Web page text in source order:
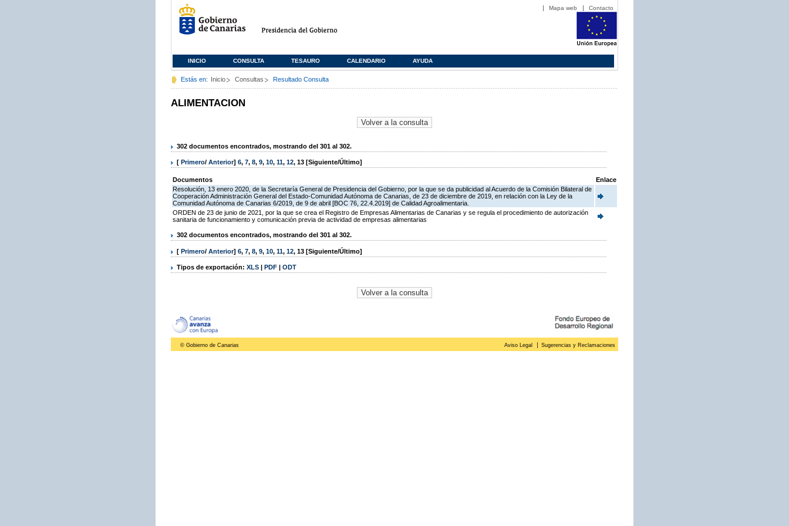
Mapa web Contacto
INICIO CONSULTA TESAURO CALENDARIO AYUDA
Estás en: Inicio Consultas Resultado Consulta
ALIMENTACION
302 documentos encontrados, mostrando del 301 al 302.
[ Primero/ Anterior] 6, 7, 8, 9, 10, 11, 12, 13 [Siguiente/Último]
Documentos
Enlace
Resolución, 13 enero 2020, de la Secretaría General de Presidencia del Gobierno, por la que se da publicidad al Acuerdo de la Comisión Bilateral de
Cooperación Administración General del Estado-Comunidad Autónoma de Canarias, de 23 de diciembre de 2019, en relación con la Ley de la
Comunidad Autónoma de Canarias 6/2019, de 9 de abril [BOC 76, 22.4.2019] de Calidad Agroalimentaria.
ORDEN de 23 de junio de 2021, por la que se crea el Registro de Empresas Alimentarias de Canarias y se regula el procedimiento de autorización
sanitaria de funcionamiento y comunicación previa de actividad de empresas alimentarias
302 documentos encontrados, mostrando del 301 al 302.
[ Primero/ Anterior] 6, 7, 8, 9, 10, 11, 12, 13 [Siguiente/Último]
Tipos de exportación: XLS | PDF | ODT
© Gobierno de Canarias Aviso Legal Sugerencias y Reclamaciones